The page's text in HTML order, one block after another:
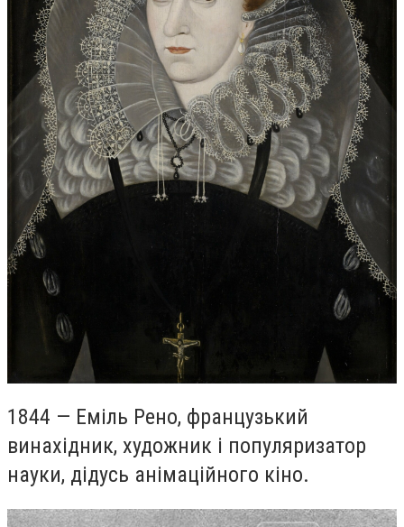
1844 — Еміль Рено, французький
винахідник, художник і популяризатор
науки, дідусь анімаційного кіно.